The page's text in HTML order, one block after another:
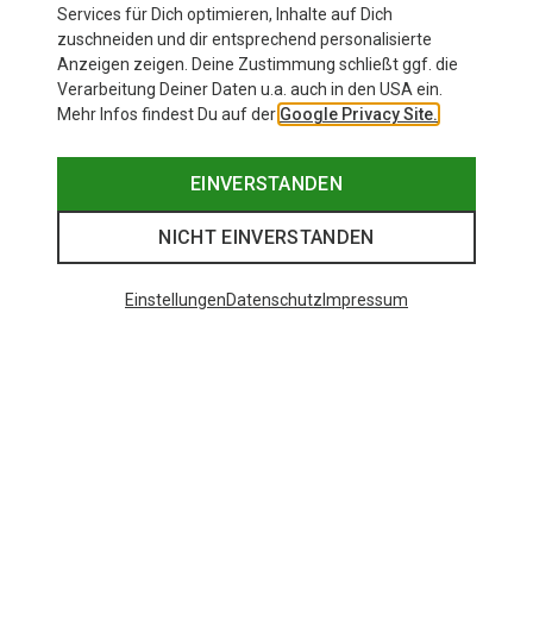
Services für Dich optimieren, Inhalte auf Dich
zuschneiden und dir entsprechend personalisierte
Anzeigen zeigen. Deine Zustimmung schließt ggf. die
Verarbeitung Deiner Daten u.a. auch in den USA ein.
Mehr Infos findest Du auf der Google Privacy Site.
EINVERSTANDEN
NICHT EINVERSTANDEN
EinstellungenDatenschutz Impressum